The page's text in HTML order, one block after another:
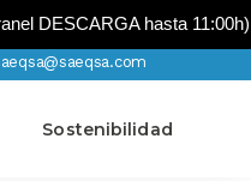
DESCARGA hasta 11:00h)
Sostenibilidad